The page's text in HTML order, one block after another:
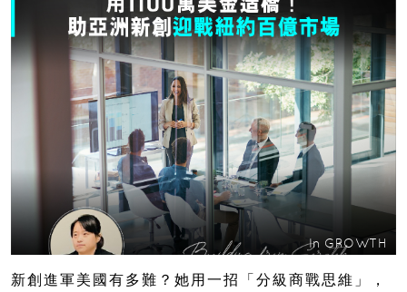
In GROWTH
新創進軍美國有多難？她用一招「分級商戰思維」，